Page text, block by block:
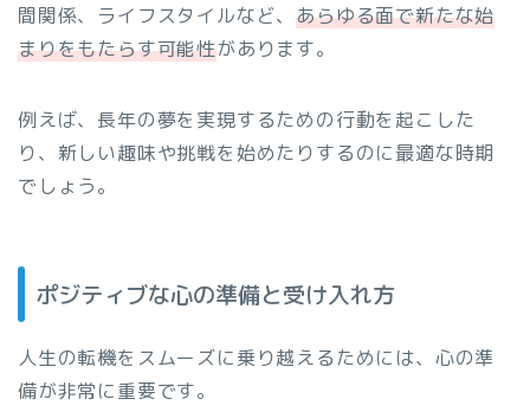
間関係、ライフスタイルなど、あらゆる面で新たな始
まりをもたらす可能性があります。
例えば、長年の夢を実現するための行動を起こした
り、新しい趣味や挑戦を始めたりするのに最適な時期
でしょう。
ポジティブな心の準備と受け入れ方
人生の転機をスムーズに乗り越えるためには、心の準
備が非常に重要です。